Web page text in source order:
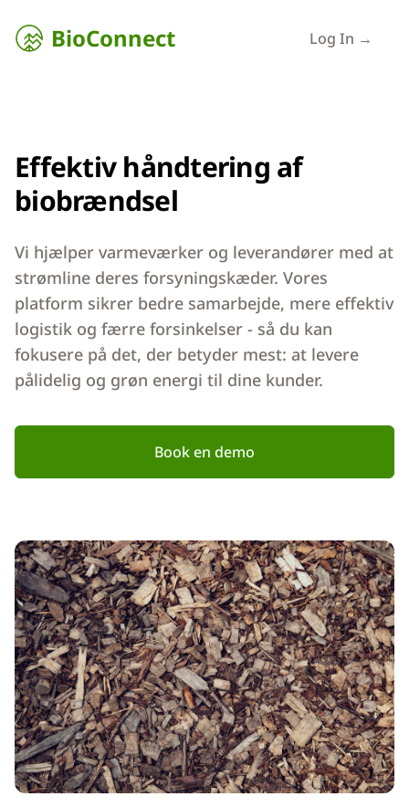
BioConnect Log In →
Effektiv håndtering af
biobrændsel
Vi hjælper varmeværker og leverandører med at
strømline deres forsyningskæder. Vores
platform sikrer bedre samarbejde, mere effektiv
logistik og færre forsinkelser - så du kan
fokusere på det, der betyder mest: at levere
pålidelig og grøn energi til dine kunder.
Book en demo